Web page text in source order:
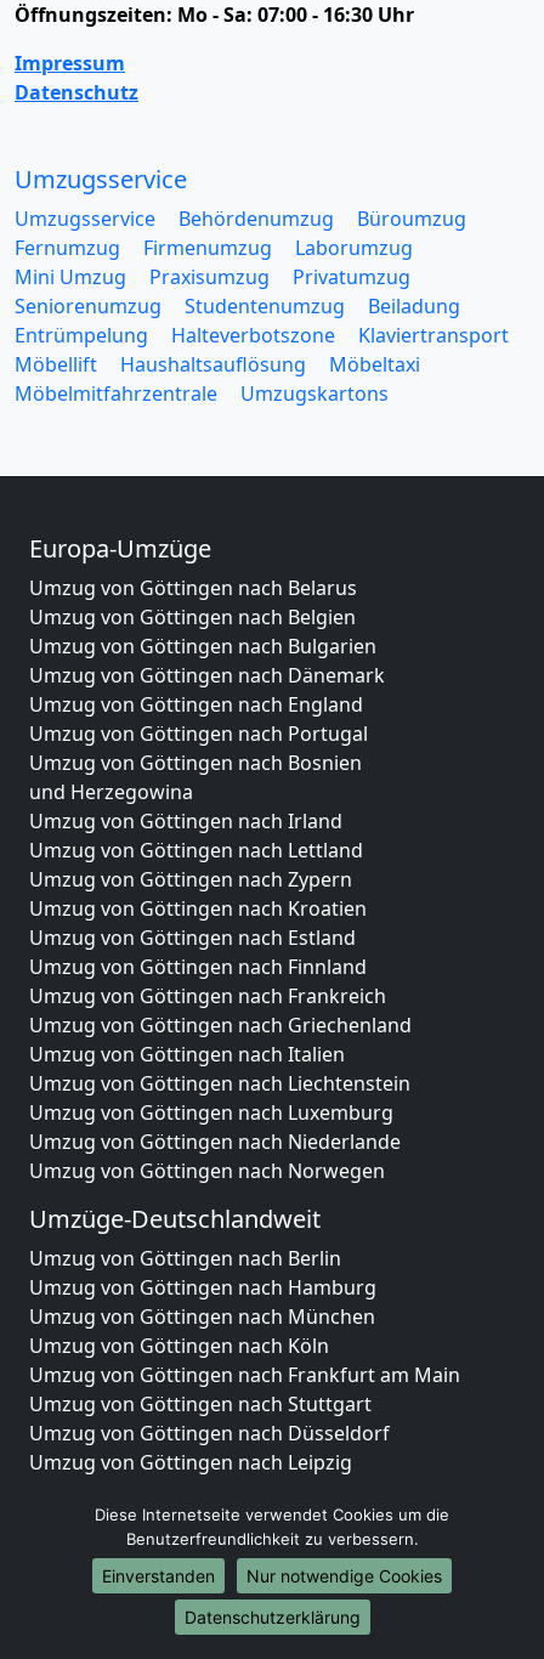
Öffnungszeiten: Mo - Sa: 07:00 - 16:30 Uhr
Impressum
Datenschutz
Umzugsservice
Umzugsservice Behördenumzug
Büroumzug
Fernumzug
Firmenumzug
Laborumzug
Mini Umzug
Praxisumzug
Privatumzug
Seniorenumzug
Studentenumzug
Beiladung
Entrümpelung
Halteverbotszone
Klaviertransport
Möbellift
Haushaltsauflösung
Möbeltaxi
Möbelmitfahrzentrale
Umzugskartons
Europa-Umzüge
Umzug von Göttingen nach Belarus
Umzug von Göttingen nach Belgien
Umzug von Göttingen nach Bulgarien
Umzug von Göttingen nach Dänemark
Umzug von Göttingen nach England
Umzug von Göttingen nach Portugal
Umzug von Göttingen nach Bosnien
und Herzegowina
Umzug von Göttingen nach Irland
Umzug von Göttingen nach Lettland
Umzug von Göttingen nach Zypern
Umzug von Göttingen nach Kroatien
Umzug von Göttingen nach Estland
Umzug von Göttingen nach Finnland
Umzug von Göttingen nach Frankreich
Umzug von Göttingen nach Griechenland
Umzug von Göttingen nach Italien
Umzug von Göttingen nach Liechtenstein
Umzug von Göttingen nach Luxemburg
Umzug von Göttingen nach Niederlande
Umzug von Göttingen nach Norwegen
Umzüge-Deutschlandweit
Umzug von Göttingen nach Berlin
Umzug von Göttingen nach Hamburg
Umzug von Göttingen nach München
Umzug von Göttingen nach Köln
Umzug von Göttingen nach Frankfurt am Main
Umzug von Göttingen nach Stuttgart
Umzug von Göttingen nach Düsseldorf
Umzug von Göttingen nach Leipzig
Umzug von Göttingen nach Essen
Umzug von Göttingen nach Bremen
Umzug von Göttingen nach Dresden
Umzug von Göttingen nach Hannover
Umzug von Göttingen nach Nürnberg
Diese Internetseite verwendet Cookies um die
Benutzerfreundlichkeit zu verbessern.
Einverstanden
Nur notwendige Cookies
Datenschutzerklärung